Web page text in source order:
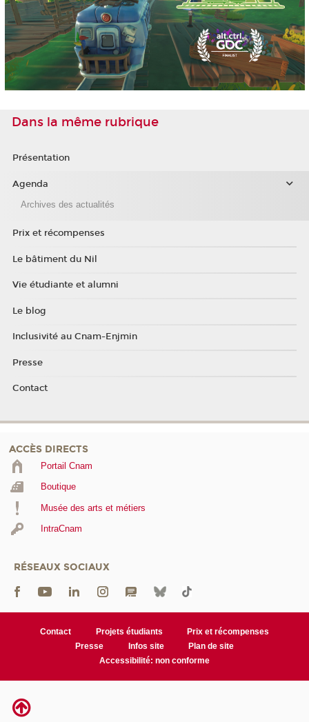
Dans la même rubrique
Présentation
Agenda
Archives des actualités
Prix et récompenses
Le bâtiment du Nil
Vie étudiante et alumni
Le blog
Inclusivité au Cnam-Enjmin
Presse
Contact
ACCÈS DIRECTS
Portail Cnam
Boutique
Musée des arts et métiers
IntraCnam
RÉSEAUX SOCIAUX
Contact Projets étudiants
Prix et récompenses
Presse
Infos site
Plan de site
Accessibilité: non conforme